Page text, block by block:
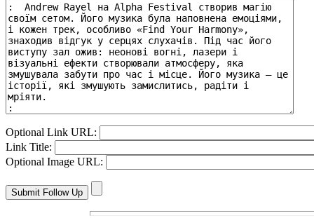
Optional Link URL:
Link Title:
Optional Image URL: